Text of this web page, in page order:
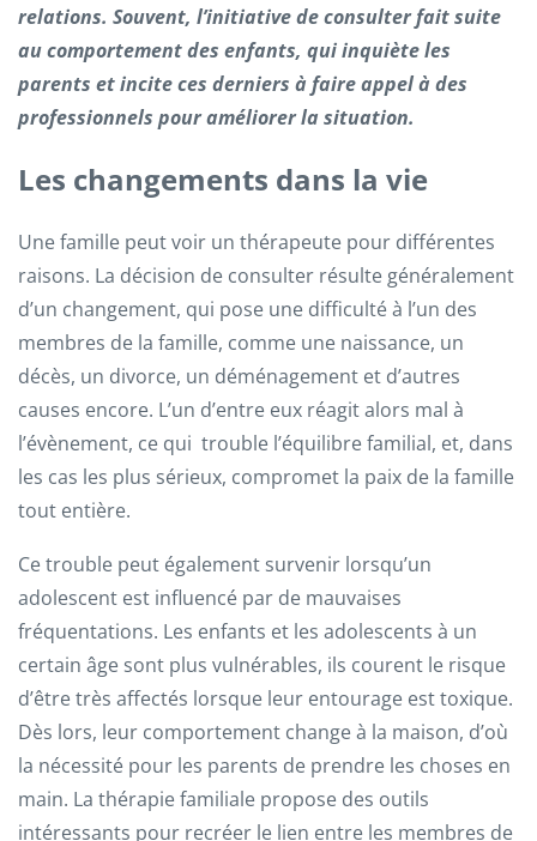
relations. Souvent, l’initiative de consulter fait suite
au comportement des enfants, qui inquiète les
parents et incite ces derniers à faire appel à des
professionnels pour améliorer la situation.
Les changements dans la vie
Une famille peut voir un thérapeute pour différentes
raisons. La décision de consulter résulte généralement
d’un changement, qui pose une difficulté à l’un des
membres de la famille, comme une naissance, un
décès, un divorce, un déménagement et d’autres
causes encore. L’un d’entre eux réagit alors mal à
l’évènement, ce qui trouble l’équilibre familial, et, dans
les cas les plus sérieux, compromet la paix de la famille
tout entière.
Ce trouble peut également survenir lorsqu’un
adolescent est influencé par de mauvaises
fréquentations. Les enfants et les adolescents à un
certain âge sont plus vulnérables, ils courent le risque
d’être très affectés lorsque leur entourage est toxique.
Dès lors, leur comportement change à la maison, d’où
la nécessité pour les parents de prendre les choses en
main. La thérapie familiale propose des outils
intéressants pour recréer le lien entre les membres de